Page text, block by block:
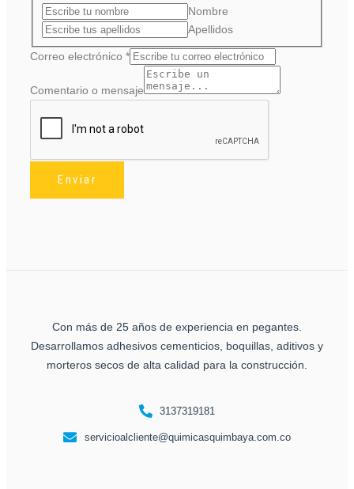
Nombre
Apellidos
o
Correo
Correo electrónico *
Comentario o mensaje
Enviar
Con más de 25 años de experiencia en pegantes.
Desarrollamos adhesivos cementicios, boquillas, aditivos y
morteros secos de alta calidad para la construcción.
3137319181
servicioalcliente@quimicasquimbaya.com.co